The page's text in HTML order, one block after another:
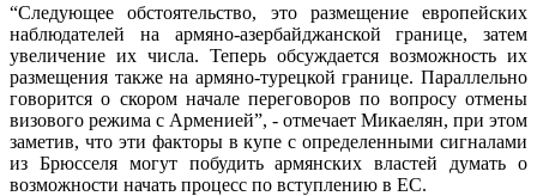
“Следующее обстоятельство, это размещение европейских
наблюдателей на армяно-азербайджанской границе, затем
увеличение их числа. Теперь обсуждается возможность их
размещения также на армяно-турецкой границе. Параллельно
говорится о скором начале переговоров по вопросу отмены
визового режима с Арменией”, - отмечает Микаелян, при этом
заметив, что эти факторы в купе с определенными сигналами
из Брюсселя могут побудить армянских властей думать о
возможности начать процесс по вступлению в ЕС.